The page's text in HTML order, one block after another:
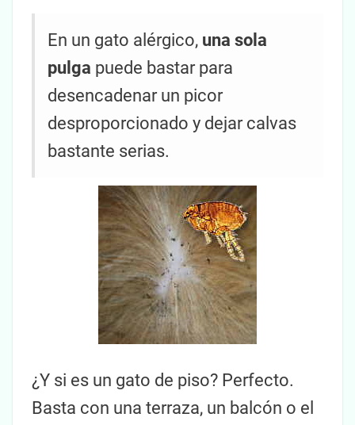
En un gato alérgico, una sola
pulga puede bastar para
desencadenar un picor
desproporcionado y dejar calvas
bastante serias.
¿Y si es un gato de piso? Perfecto.
Basta con una terraza, un balcón o el